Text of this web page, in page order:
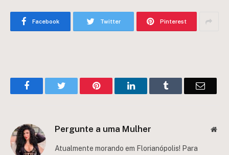
Facebook Twitter Pinterest
FacebookTwitter Pinterest LinkedInTumblr Email
Pergunte a uma Mulher
Atualmente morando em Florianópolis! Para